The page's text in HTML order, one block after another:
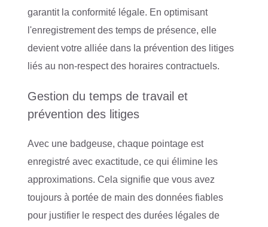
garantit la conformité légale. En optimisant
l'enregistrement des temps de présence, elle
devient votre alliée dans la prévention des litiges
liés au non-respect des horaires contractuels.
Gestion du temps de travail et
prévention des litiges
Avec une badgeuse, chaque pointage est
enregistré avec exactitude, ce qui élimine les
approximations. Cela signifie que vous avez
toujours à portée de main des données fiables
pour justifier le respect des durées légales de